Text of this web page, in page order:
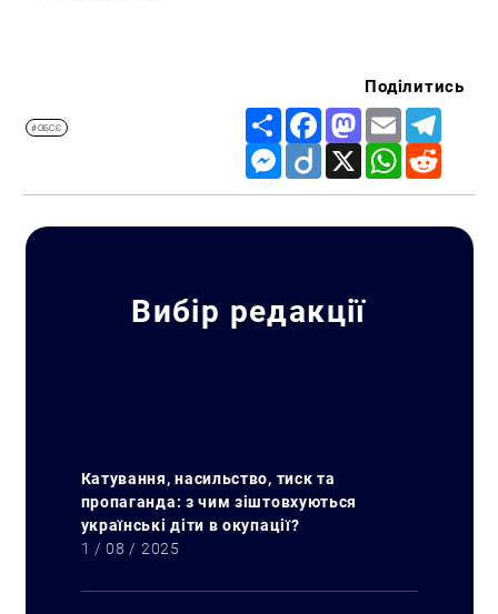
#ОБСЄ
Поділитись
Share FacebookMastodon
Email
Messenger
Diigo X WhatsApp
Вибір редакції
Катування, насильство, тиск та
пропаганда: з чим зіштовхуються
українські діти в окупації?
1 / 08 / 2025